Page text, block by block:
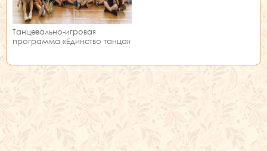
Танцевально-игровая
программа «Единство танца»